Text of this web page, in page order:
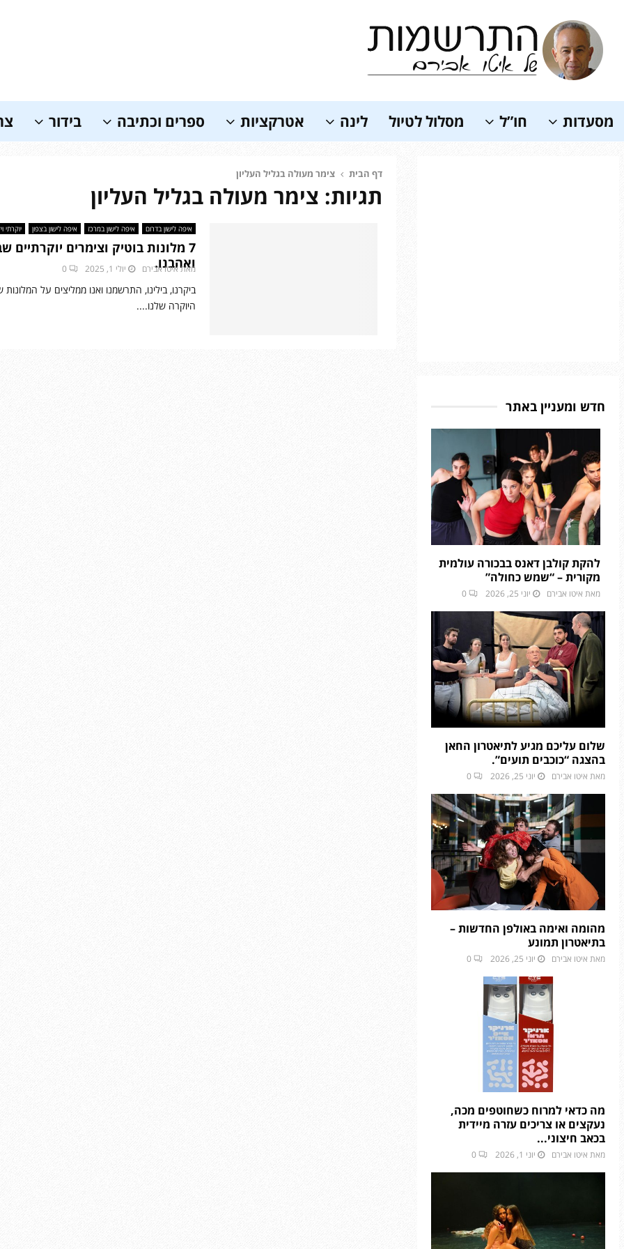
מסעדות חו”ל מסלול לטיול לינה אטרקציות ספרים וכתיבה בידור
דף הבית צימר מעולה בגליל העליון
תגיות: צימר מעולה בגליל העליון
איפה לישון בדרום איפה לישון במרכז איפה לישון בצפון יוקרתי
7 מלונות בוטיק וצימרים יוקרתיים
ואהבנו.
מאתאיטו אבירם יולי 1, 2025 0
ביקרנו, בילינו, התרשמנו ואנו ממליצים על
היוקרה שלנו....
חדש ומעניין באתר
להקת קולבן דאנס בבכורה עולמית
מקורית – “שמש כחולה”
מאת איטו אבירם יוני 25, 2026 0
שלום עליכם מגיע לתיאטרון החאן
בהצגה “כוכבים תועים”.
מאת איטו אבירם יוני 25, 2026 0
מהומה ואימה באולפן החדשות –
בתיאטרון תמונע
מאת איטו אבירם יוני 25, 2026 0
מה כדאי למרוח כשחוטפים מכה,
נעקצים או צריכים עזרה מיידית
בכאב חיצוני...
מאת איטו אבירם יוני 1, 2026 0